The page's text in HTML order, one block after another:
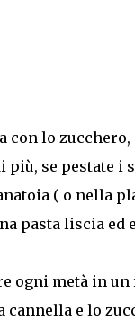
lo
più, se pestate i
( o nella
pasta liscia ed
ogni metà in
e lo